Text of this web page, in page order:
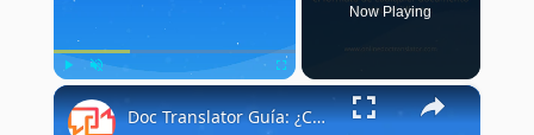
Play Unmute Fullscreen
Now Playing
×
Doc Translator Guía: ¿Cómo uso el traductor de documentos?